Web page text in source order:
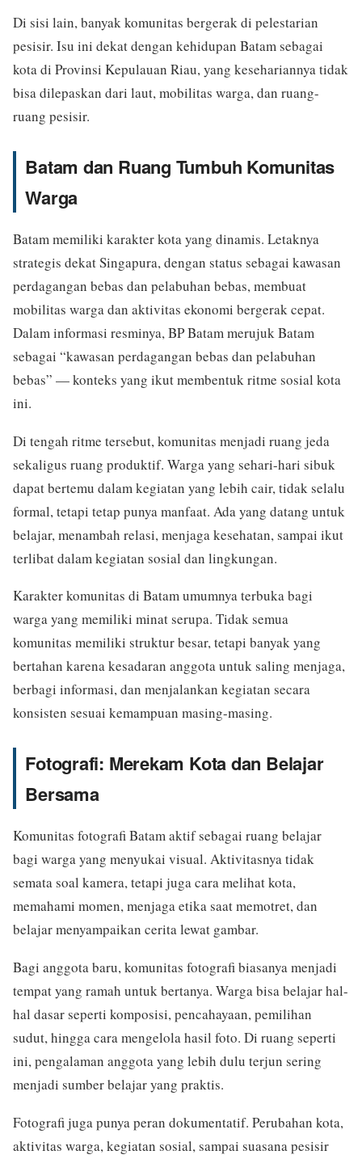
Di sisi lain, banyak komunitas bergerak di pelestarian
pesisir. Isu ini dekat dengan kehidupan Batam sebagai
kota di Provinsi Kepulauan Riau, yang kesehariannya tidak
bisa dilepaskan dari laut, mobilitas warga, dan ruang-
ruang pesisir.
Batam dan Ruang Tumbuh Komunitas
Warga
Batam memiliki karakter kota yang dinamis. Letaknya
strategis dekat Singapura, dengan status sebagai kawasan
perdagangan bebas dan pelabuhan bebas, membuat
mobilitas warga dan aktivitas ekonomi bergerak cepat.
Dalam informasi resminya, BP Batam merujuk Batam
sebagai “kawasan perdagangan bebas dan pelabuhan
bebas” — konteks yang ikut membentuk ritme sosial kota
ini.
Di tengah ritme tersebut, komunitas menjadi ruang jeda
sekaligus ruang produktif. Warga yang sehari-hari sibuk
dapat bertemu dalam kegiatan yang lebih cair, tidak selalu
formal, tetapi tetap punya manfaat. Ada yang datang untuk
belajar, menambah relasi, menjaga kesehatan, sampai ikut
terlibat dalam kegiatan sosial dan lingkungan.
Karakter komunitas di Batam umumnya terbuka bagi
warga yang memiliki minat serupa. Tidak semua
komunitas memiliki struktur besar, tetapi banyak yang
bertahan karena kesadaran anggota untuk saling menjaga,
berbagi informasi, dan menjalankan kegiatan secara
konsisten sesuai kemampuan masing-masing.
Fotografi: Merekam Kota dan Belajar
Bersama
Komunitas fotografi Batam aktif sebagai ruang belajar
bagi warga yang menyukai visual. Aktivitasnya tidak
semata soal kamera, tetapi juga cara melihat kota,
memahami momen, menjaga etika saat memotret, dan
belajar menyampaikan cerita lewat gambar.
Bagi anggota baru, komunitas fotografi biasanya menjadi
tempat yang ramah untuk bertanya. Warga bisa belajar hal-
hal dasar seperti komposisi, pencahayaan, pemilihan
sudut, hingga cara mengelola hasil foto. Di ruang seperti
ini, pengalaman anggota yang lebih dulu terjun sering
menjadi sumber belajar yang praktis.
Fotografi juga punya peran dokumentatif. Perubahan kota,
aktivitas warga, kegiatan sosial, sampai suasana pesisir